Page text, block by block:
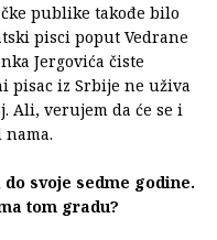
publike takođe bilo
pisci poput Vedrane
Jergovića čiste
pisac iz Srbije ne uživa
Ali, verujem da će se i
svoje sedme godine.
tom gradu?